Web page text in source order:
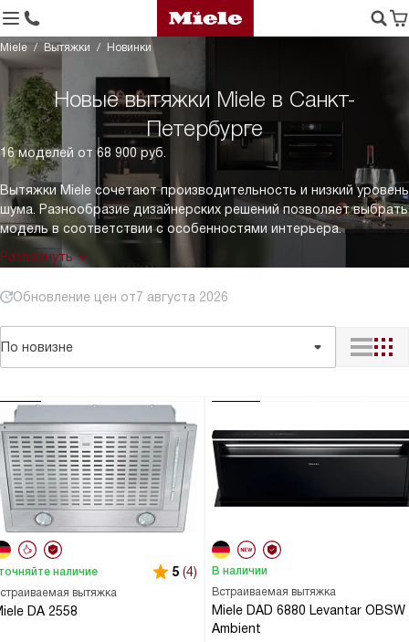
Miele Вытяжки Новинки
Новые вытяжки Miele в Санкт-
Петербурге
16 моделей от 68 900 руб.
Вытяжки Miele сочетают производительность и низкий уровень
шума. Разнообразие дизайнерских решений позволяет выбрать
модель в соответствии с особенностями интерьера.
Развернуть
Обновление цен от7 августа 2026
По новизне
вытяжка
DA 2558
наличие 5 (4)
Встраиваемая вытяжка
Miele DAD 6880 Levantar OBSW
Ambient
В наличии